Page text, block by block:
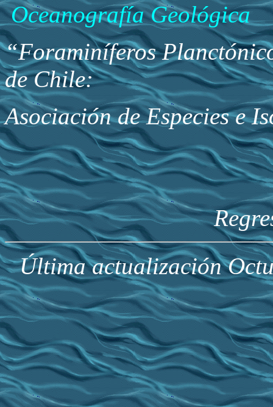
Oceanografía Geológica
“Foraminíferos
de Chile:
Asociación de Especies e
Última actualización